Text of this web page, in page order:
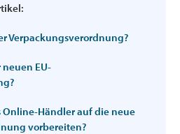
Verpackungsverordnung?
EU-
Online-Händler auf die neue
vorbereiten?